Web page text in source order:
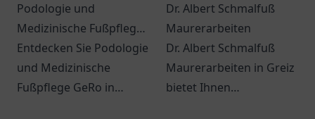
Podologie und
Medizinische Fußpflege
GeRo
Entdecken Sie Podologie
und Medizinische
Fußpflege GeRo in
Dr. Albert Schmalfuß
Maurerarbeiten
Dr. Albert Schmalfuß
Maurerarbeiten in Greiz
bietet Ihnen